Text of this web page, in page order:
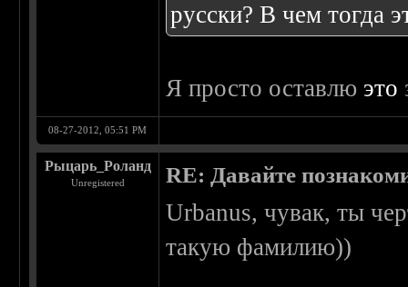
русски? В чем тогда
Я просто оставлю это
08-27-2012, 05:51 PM
Рыцарь_Роланд
Unregistered RE: Давайте
Urbanus, чувак, ты
такую фамилию))